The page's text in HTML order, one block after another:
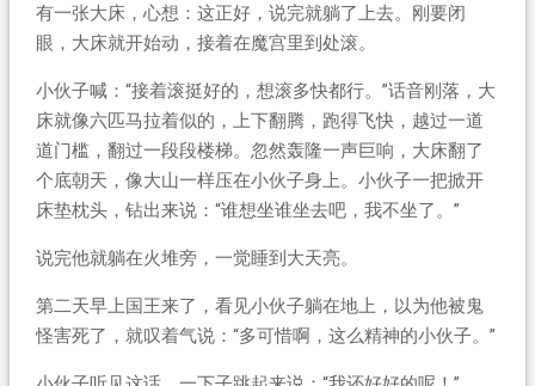
有一张大床，心想：这正好，说完就躺了上去。刚要闭
眼，大床就开始动，接着在魔宫里到处滚。
小伙子喊：“接着滚挺好的，想滚多快都行。”话音刚落，大
床就像六匹马拉着似的，上下翻腾，跑得飞快，越过一道
道门槛，翻过一段段楼梯。忽然轰隆一声巨响，大床翻了
个底朝天，像大山一样压在小伙子身上。小伙子一把掀开
床垫枕头，钻出来说：“谁想坐谁坐去吧，我不坐了。”
说完他就躺在火堆旁，一觉睡到大天亮。
第二天早上国王来了，看见小伙子躺在地上，以为他被鬼
怪害死了，就叹着气说：“多可惜啊，这么精神的小伙子。”